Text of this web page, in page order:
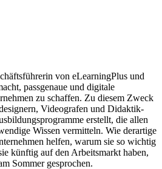
von eLearningPlus und
passgenaue und digitale
zu schaffen. Zu diesem Zweck
Videografen und Didaktik-
erstellt, die allen
Wissen vermitteln. Wie derartige
helfen, warum sie so wichtig
künftig auf den Arbeitsmarkt haben,
Sommer gesprochen.